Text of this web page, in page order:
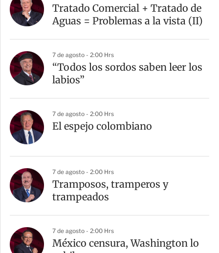
Tratado Comercial + Tratado de
Aguas = Problemas a la vista (II)
7 de agosto - 2:00 Hrs
“Todos los sordos saben leer los
labios”
7 de agosto - 2:00 Hrs
El espejo colombiano
7 de agosto - 2:00 Hrs
Tramposos, tramperos y
trampeados
7 de agosto - 2:00 Hrs
México censura, Washington lo